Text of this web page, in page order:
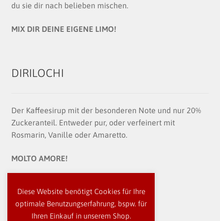
du sie dir nach belieben mischen.
MIX DIR DEINE EIGENE LIMO!
DIRILOCHI
Der Kaffeesirup mit der besonderen Note und nur 20%
Zuckeranteil. Entweder pur, oder verfeinert mit
Rosmarin, Vanille oder Amaretto.
MOLTO AMORE!
Diese Website benötigt Cookies für Ihre
optimale Benutzungserfahrung, bspw. für
Ihren Einkauf in unserem Shop.